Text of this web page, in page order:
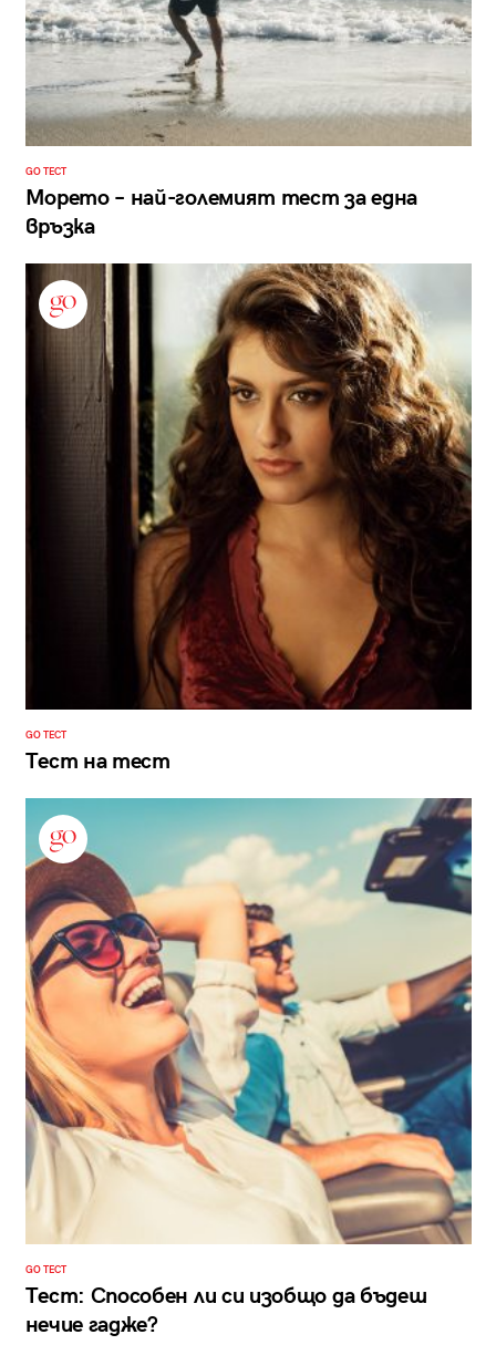
GO ТЕСТ
Морето – най-големият тест за една
връзка
GO ТЕСТ
Тест на тест
GO ТЕСТ
Тест: Способен ли си изобщо да бъдеш
нечие гадже?